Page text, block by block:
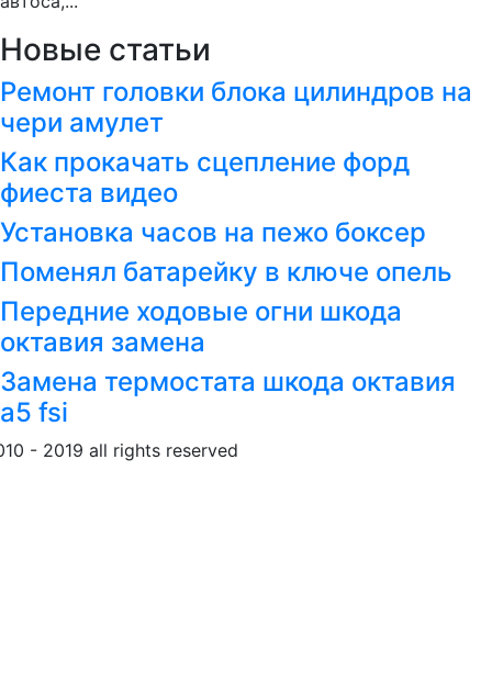
Новые статьи
Ремонт головки блока цилиндров на
чери амулет
Как прокачать сцепление форд
фиеста видео
Установка часов на пежо боксер
Поменял батарейку в ключе опель
Передние ходовые огни шкода
октавия замена
Замена термостата шкода октавия
а5 fsi
- 2019 all rights reserved